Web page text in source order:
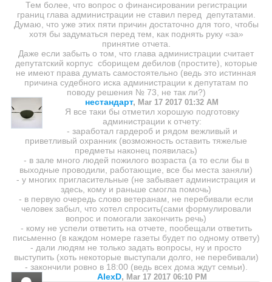
Тем более, что вопрос о финансировании регистрации
границ глава администрации не ставил перед депутатами.
Думаю, что уже этих пяти причин достаточно для того, чтобы
хотя бы задуматься перед тем, как поднять руку «за»
принятие отчета.
Даже если забыть о том, что глава администрации считает
депутатский корпус сборищем дебилов (простите), которые
не имеют права думать самостоятельно (ведь это истинная
причина судебного иска администрации к депутатам по
поводу решения № 73, не так ли?)
нестандарт, Mar 17 2017 01:32 AM
Я все таки бы отметил хорошую подготовку
администрации к отчету:
- заработал гардероб и рядом вежливый и
приветливый охранник (возможность оставить тяжелые
предметы наконец появилась)
- в зале много людей пожилого возраста (а то если бы в
выходные проводили, работающие, все бы места заняли)
- у многих пригласительные (не забывает администрация и
здесь, кому и раньше смогла помочь)
- в первую очередь слово ветеранам, не перебивали если
человек забыл, что хотел спросить(сами формулировали
вопрос и помогали закончить речь)
- кому не успели ответить на отчете, пообещали ответить
письменно (в каждом номере газеты будет по одному ответу)
- дали людям не только задать вопросы, ну и просто
выступить (хоть некоторые выступали долго, не перебивали)
- закончили ровно в 18:00 (ведь всех дома ждут семьи).
AlexD, Mar 17 2017 06:10 PM